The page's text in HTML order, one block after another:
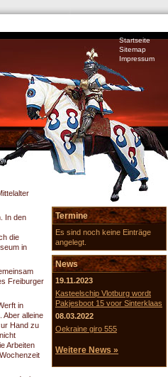
Startseite
Sitemap
Impressum
In den
die
in
Freiburger
in
Aber alleine
Hand zu
Arbeiten
Termine
Es sind noch keine Einträge
angelegt.
News
19.11.2023
Kasteelschip Vlotburg wordt
Pakjesboot 15 voor Sinterklaas
08.03.2022
Oekraine giro 555
Weitere News »